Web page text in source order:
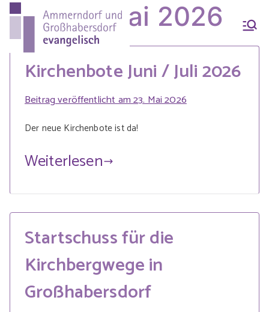
Zum
Inhalt
Ammern
dorf &
Großhab
ersdorf
evangeli
sch
Großhabersdorf
Month:Mai 2026
Kirchenbote Juni / Juli 2026
Beitrag veröffentlicht am23. Mai 2026
Der neue Kirchenbote ist da!
Weiterlesen
Startschuss für die
Kirchbergwege in
Großhabersdorf